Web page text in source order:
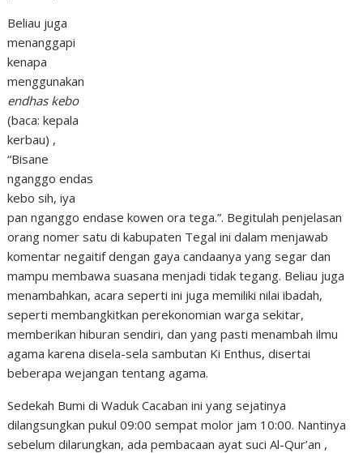
Beliau juga
menanggapi
kenapa
menggunakan
endhas kebo
(baca: kepala
kerbau) ,
“Bisane
nganggo endas
kebo sih, iya
pan nganggo endase kowen ora tega.”. Begitulah penjelasan
orang nomer satu di kabupaten Tegal ini dalam menjawab
komentar negaitif dengan gaya candaanya yang segar dan
mampu membawa suasana menjadi tidak tegang. Beliau juga
menambahkan, acara seperti ini juga memiliki nilai ibadah,
seperti membangkitkan perekonomian warga sekitar,
memberikan hiburan sendiri, dan yang pasti menambah ilmu
agama karena disela-sela sambutan Ki Enthus, disertai
beberapa wejangan tentang agama.
Sedekah Bumi di Waduk Cacaban ini yang sejatinya
dilangsungkan pukul 09:00 sempat molor jam 10:00. Nantinya
sebelum dilarungkan, ada pembacaan ayat suci Al-Qur’an ,